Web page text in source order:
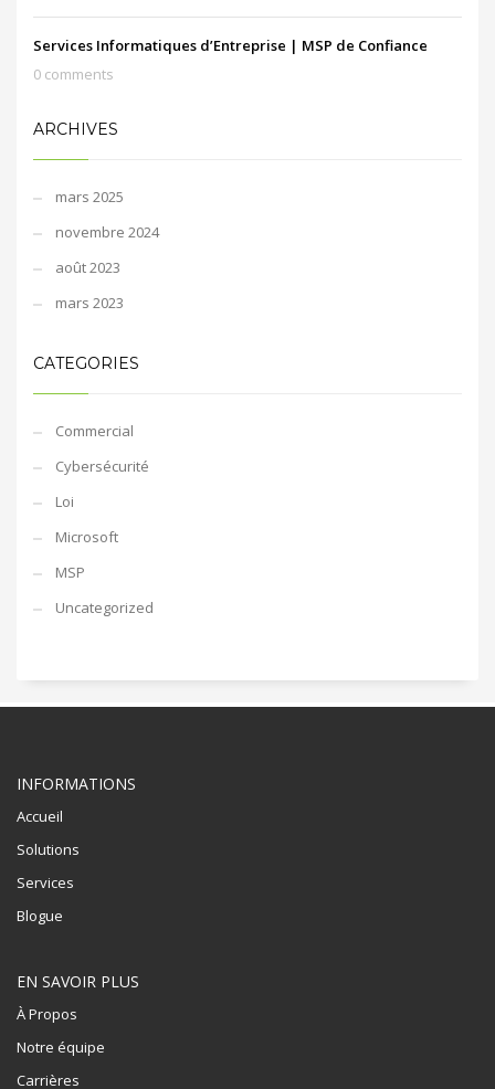
Services Informatiques d’Entreprise | MSP de Confiance
0 comments
ARCHIVES
mars 2025
novembre 2024
août 2023
mars 2023
CATEGORIES
Commercial
Cybersécurité
Loi
Microsoft
MSP
Uncategorized
INFORMATIONS
Accueil
Solutions
Services
Blogue
EN SAVOIR PLUS
À Propos
Notre équipe
Carrières